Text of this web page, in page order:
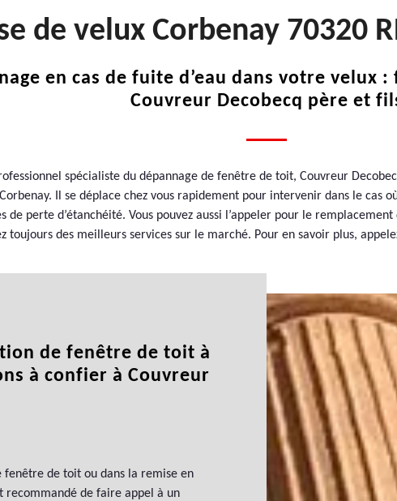
de velux Corbenay 70320
en cas de fuite d’eau dans votre velux :
Couvreur Decobecq père et
spécialiste du dépannage de fenêtre de toit, Couvreur
Il se déplace chez vous rapidement pour intervenir dans le cas
de perte d’étanchéité. Vous pouvez aussi l’appeler pour le
toujours des meilleurs services sur le marché. Pour en savoir plus,
de fenêtre de toit à
à confier à Couvreur
fenêtre de toit ou dans la remise en
recommandé de faire appel à un